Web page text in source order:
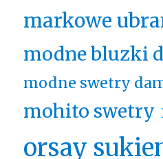
markowe
modne bluzki
modne swetry
mohito swetry
orsay